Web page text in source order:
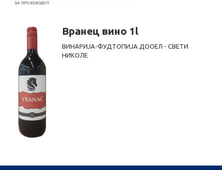
Вранец вино 1l
ВИНАРИЈА-ФУДТОПИЈА ДООЕЛ - СВЕТИ
НИКОЛЕ